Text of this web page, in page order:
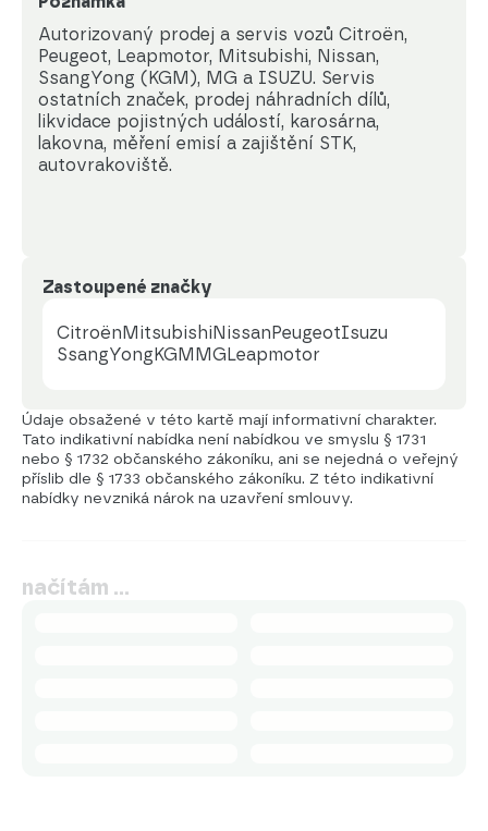
Autorizovaný prodej a servis vozů Citroën,
Peugeot, Leapmotor, Mitsubishi, Nissan,
SsangYong (KGM), MG a ISUZU. Servis
ostatních značek, prodej náhradních dílů,
likvidace pojistných událostí, karosárna,
lakovna, měření emisí a zajištění STK,
autovrakoviště.
Zastoupené značky
CitroënMitsubishiNissanPeugeotIsuzu
SsangYongKGMMGLeapmotor
Údaje obsažené v této kartě mají informativní charakter.
Tato indikativní nabídka není nabídkou ve smyslu § 1731
nebo § 1732 občanského zákoníku, ani se nejedná o veřejný
příslib dle § 1733 občanského zákoníku. Z této indikativní
nabídky nevzniká nárok na uzavření smlouvy.
načítám …